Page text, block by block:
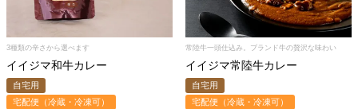
3種類の辛さから選べます
イイジマ和牛カレー
自宅用
宅配便（冷蔵・冷凍可）
常陸牛一頭仕込み。ブランド牛の贅沢な味わい
イイジマ常陸牛カレー
自宅用
宅配便（冷蔵・冷凍可）